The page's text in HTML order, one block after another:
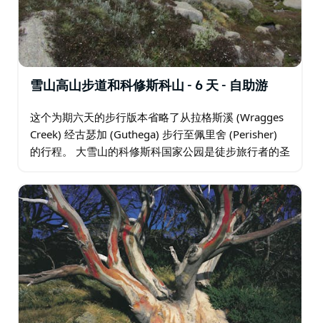
持。
雪山高山步道和科修斯科山 - 6 天 - 自助游
这个为期六天的步行版本省略了从拉格斯溪 (Wragges
Creek) 经古瑟加 (Guthega) 步行至佩里舍 (Perisher)
的行程。 大雪山的科修斯科国家公园是徒步旅行者的圣